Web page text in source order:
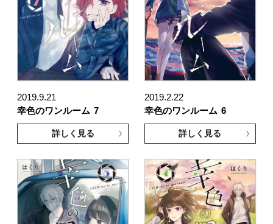
2019.9.21
幸色のワンルーム 7
詳しく見る
2019.2.22
幸色のワンルーム 6
詳しく見る